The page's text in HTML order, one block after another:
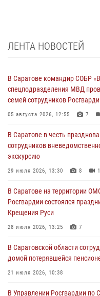
ЛЕНТА НОВОСТЕЙ
В Саратове командир СОБР
спецподразделения МВД
семей сотрудников
05 августа 2026, 12:55 7
В Саратове в честь
сотрудников
экскурсию
29 июля 2026, 13:30 8 1
В Саратове на территории
Росгвардии состоялся
Крещения Руси
28 июля 2026, 13:25 7
В Саратовской области
домой потерявшейся
21 июля 2026, 10:38
В Управлении Росгвардии по